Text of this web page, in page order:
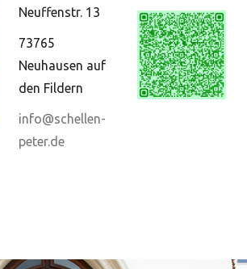
Neuffenstr. 13
73765
Neuhausen auf
den Fildern
info@schellen-
peter.de